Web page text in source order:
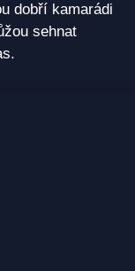
dobří kamarádi
sehnat